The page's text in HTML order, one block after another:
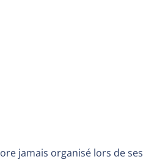
jamais organisé lors de ses